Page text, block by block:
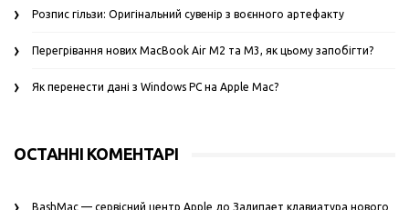
Розпис гільзи: Оригінальний сувенір з воєнного артефакту
Перегрівання нових MacBook Air M2 та M3, як цьому запобігти?
Як перенести дані з Windows PC на Apple Mac?
ОСТАННІ КОМЕНТАРІ
BashMac — сервісний центр Apple до Залипает клавиатура нового